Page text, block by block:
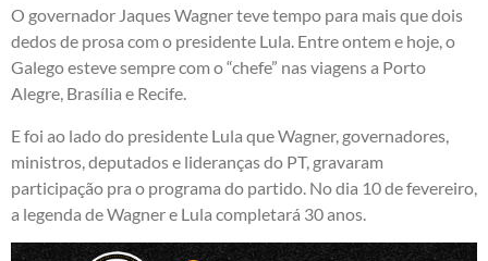
O governador Jaques Wagner teve tempo para mais que dois
dedos de prosa com o presidente Lula. Entre ontem e hoje, o
Galego esteve sempre com o “chefe” nas viagens a Porto
Alegre, Brasília e Recife.
E foi ao lado do presidente Lula que Wagner, governadores,
ministros, deputados e lideranças do PT, gravaram
participação pra o programa do partido. No dia 10 de fevereiro,
a legenda de Wagner e Lula completará 30 anos.